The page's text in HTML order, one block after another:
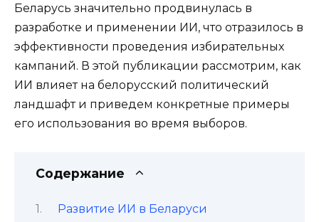
Беларусь значительно продвинулась в
разработке и применении ИИ, что отразилось в
эффективности проведения избирательных
кампаний. В этой публикации рассмотрим, как
ИИ влияет на белорусский политический
ландшафт и приведем конкретные примеры
его использования во время выборов.
Содержание
Развитие ИИ в Беларуси